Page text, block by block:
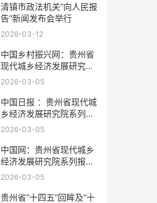
清镇市政法机关“向人民报
告”新闻发布会举行
2026-03-12
中国乡村振兴网：贵州省
现代城乡经济发展研究院
系列报道之一
2026-03-05
中国日报 ：贵州省现代城
乡经济发展研究院系列报
道之一
2026-03-05
中国网：贵州省现代城乡
经济发展研究院系列报道
之一
2026-03-05
贵州省“十四五”回眸及“十